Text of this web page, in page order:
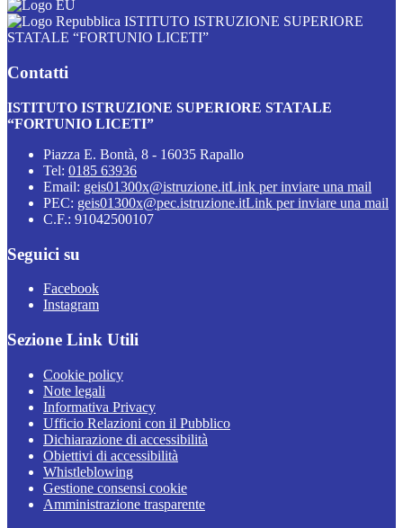
ISTITUTO ISTRUZIONE SUPERIORE
STATALE “FORTUNIO LICETI”
Contatti
ISTITUTO ISTRUZIONE SUPERIORE STATALE
“FORTUNIO LICETI”
Piazza E. Bontà, 8 - 16035 Rapallo
Tel: 0185 63936
Email: geis01300x@istruzione.itLink per inviare una mail
PEC: geis01300x@pec.istruzione.itLink per inviare una mail
C.F.: 91042500107
Seguici su
Facebook
Instagram
Sezione Link Utili
Cookie policy
Note legali
Informativa Privacy
Ufficio Relazioni con il Pubblico
Dichiarazione di accessibilità
Obiettivi di accessibilità
Whistleblowing
Gestione consensi cookie
Amministrazione trasparente